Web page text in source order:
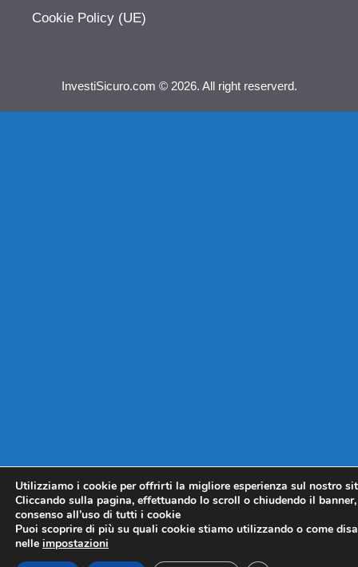
Cookie Policy (UE)
InvestiSicuro.com © 2026. All right reserverd.
Utilizziamo i cookie per offrirti la migliore esperienza sul nostro
Cliccando sulla pagina, effettuando lo scroll o chiudendo il
consenso all’uso di tutti i cookie
Puoi scoprire di più su quali cookie stiamo utilizzando o come
nelle impostazioni